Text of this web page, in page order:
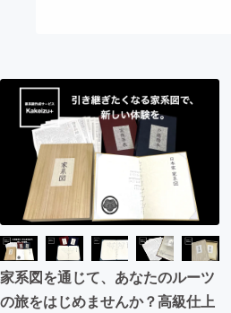
家系図を通じて、あなたのルーツ
の旅をはじめませんか？高級仕上